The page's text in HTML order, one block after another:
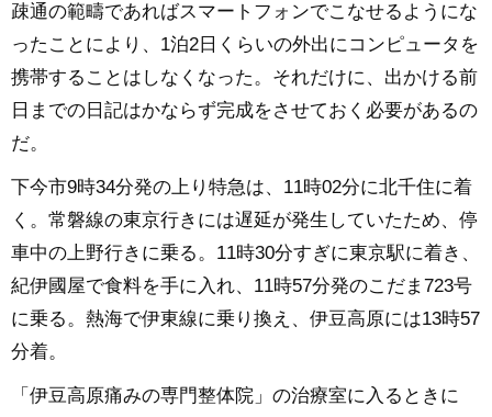
疎通の範疇であればスマートフォンでこなせるようにな
ったことにより、1泊2日くらいの外出にコンピュータを
携帯することはしなくなった。それだけに、出かける前
日までの日記はかならず完成をさせておく必要があるの
だ。
下今市9時34分発の上り特急は、11時02分に北千住に着
く。常磐線の東京行きには遅延が発生していたため、停
車中の上野行きに乗る。11時30分すぎに東京駅に着き、
紀伊國屋で食料を手に入れ、11時57分発のこだま723号
に乗る。熱海で伊東線に乗り換え、伊豆高原には13時57
分着。
「伊豆高原痛みの専門整体院」の治療室に入るときに